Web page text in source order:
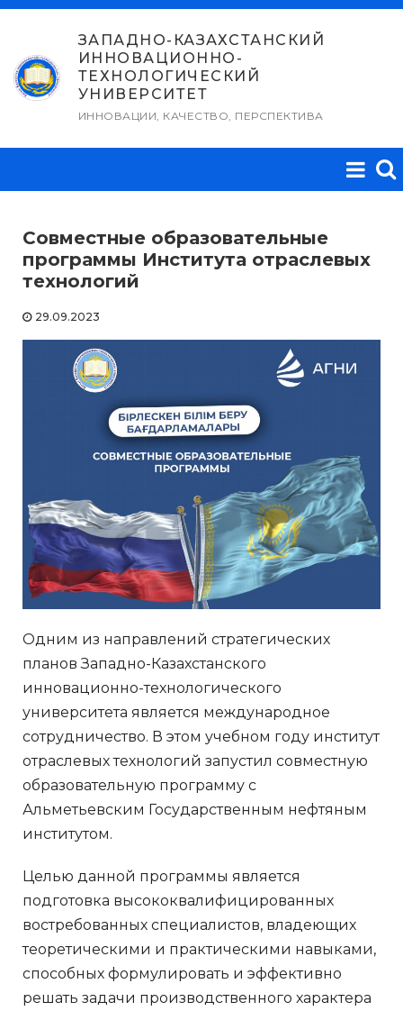
Перейти
содержимому
ЗАПАДНО-КАЗАХСТАНСКИЙ
ИННОВАЦИОННО-
ТЕХНОЛОГИЧЕСКИЙ
УНИВЕРСИТЕТ
ИННОВАЦИИ, КАЧЕСТВО, ПЕРСПЕКТИВА
Совместные образовательные
программы Института отраслевых
технологий
29.09.2023
Одним из направлений стратегических
планов Западно-Казахстанского
инновационно-технологического
университета является международное
сотрудничество. В этом учебном году институт
отраслевых технологий запустил совместную
образовательную программу с
Альметьевским Государственным нефтяным
институтом.
Целью данной программы является
подготовка высококвалифицированных
востребованных специалистов, владеющих
теоретическими и практическими навыками,
способных формулировать и эффективно
решать задачи производственного характера